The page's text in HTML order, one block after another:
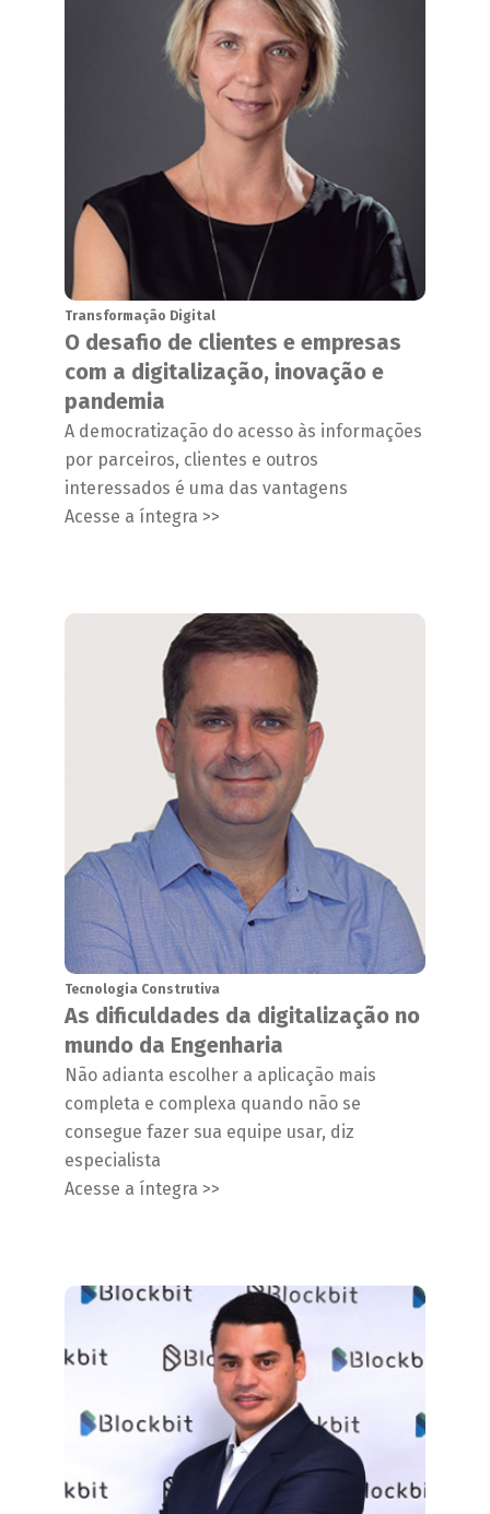
Transformação Digital
O desafio de clientes e empresas
com a digitalização, inovação e
pandemia
A democratização do acesso às informações
por parceiros, clientes e outros
interessados é uma das vantagens
Acesse a íntegra >>
Tecnologia Construtiva
As dificuldades da digitalização no
mundo da Engenharia
Não adianta escolher a aplicação mais
completa e complexa quando não se
consegue fazer sua equipe usar, diz
especialista
Acesse a íntegra >>